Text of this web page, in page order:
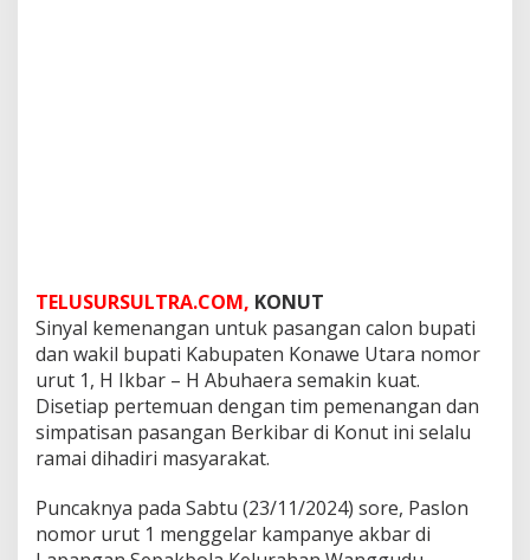
TELUSURSULTRA.COM, KONUT
Sinyal kemenangan untuk pasangan calon bupati
dan wakil bupati Kabupaten Konawe Utara nomor
urut 1, H Ikbar – H Abuhaera semakin kuat.
Disetiap pertemuan dengan tim pemenangan dan
simpatisan pasangan Berkibar di Konut ini selalu
ramai dihadiri masyarakat.
Puncaknya pada Sabtu (23/11/2024) sore, Paslon
nomor urut 1 menggelar kampanye akbar di